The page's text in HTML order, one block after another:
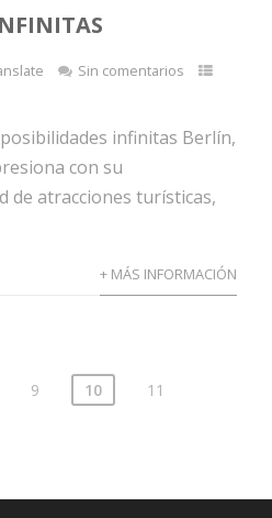
Sin comentarios
infinitas Berlín,
con su
de atracciones turísticas,
+ MÁS INFORMACIÓN
9 10 11